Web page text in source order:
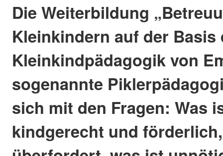
Die Weiterbildung
Kleinkindern auf der Basis
Kleinkindpädagogik von
sogenannte
sich mit den Fragen: Was
kindgerecht und